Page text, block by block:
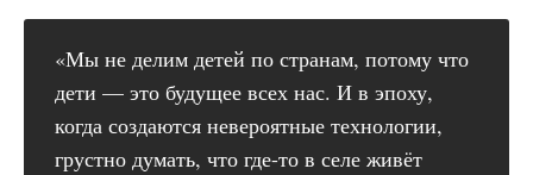
«Мы не делим детей по странам, потому что
дети — это будущее всех нас. И в эпоху,
когда создаются невероятные технологии,
грустно думать, что где-то в селе живёт